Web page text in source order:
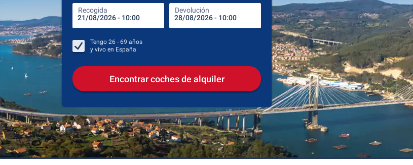
Recogida Devolución Lugar de devolución
Recogida Devolución
Tengo 26 - 69 años
y vivo en España
Encontrar coches de alquiler